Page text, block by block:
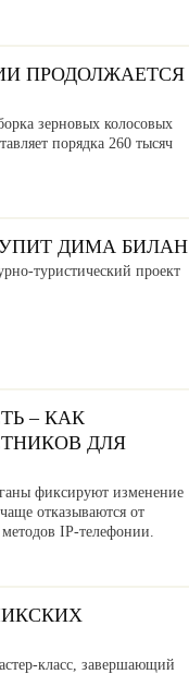
ПРОДОЛЖАЕТСЯ
зерновых колосовых
порядка 260 тысяч
ДИМА БИЛАН
туристический проект
– КАК
ДЛЯ
фиксируют изменение
отказываются от
IP-телефонии.
класс, завершающий